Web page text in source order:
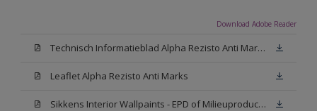
Download Adobe Reader
Technisch Informatieblad Alpha Rezisto Anti Marks (PDF)
Leaflet Alpha Rezisto Anti Marks
Sikkens Interior Wallpaints - EPD of Milieuproductverklaring